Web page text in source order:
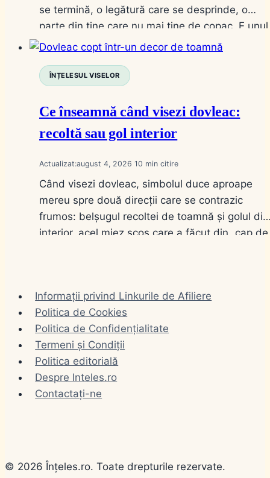
se termină, o legătură care se desprinde, o
parte din tine care nu mai ține de copac. E unul
dintre cele mai limpezi simboluri de toamnă,
care o vezi zilnic pe stradă în…
ÎNȚELESUL VISELOR
Ce înseamnă când visezi dovleac:
recoltă sau gol interior
Actualizat:august 4, 2026 10
Când visezi dovleac, simbolul duce aproape
mereu spre două direcții care se contrazic
frumos: belșugul recoltei de toamnă și golul din
interior, acel miez scos care a făcut din „cap de
Informații privind Linkurile de Afiliere
Politica de Cookies
Politica de Confidențialitate
Termeni și Condiții
Politica editorială
Despre Inteles.ro
Contactați-ne
© 2026 Înțeles.ro. Toate drepturile rezervate.